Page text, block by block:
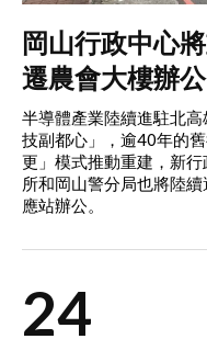
岡山行政中心
遷農會大樓辦公
半導體產業陸續進駐北
技副都心」，逾40年的
更」模式推動重建，新
所和岡山警分局也將陸
應站辦公。
24